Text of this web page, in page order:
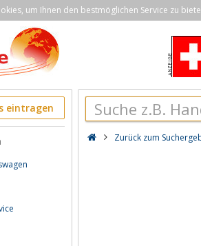
um Ihnen den bestmöglichen Service zu
eintragen
Zurück zum